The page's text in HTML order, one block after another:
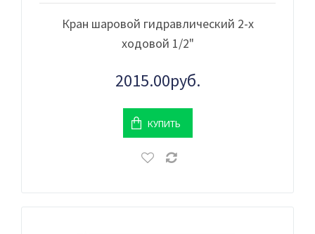
Кран шаровой гидравлический 2-х
ходовой 1/2"
2015.00руб.
КУПИТЬ